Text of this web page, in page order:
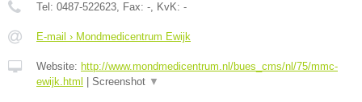
Tel: 0487-522623, Fax: -, KvK: -
E-mail › Mondmedicentrum Ewijk
Website: http://www.mondmedicentrum.nl/bues_cms/nl/75/mmc-
ewijk.html
Screenshot ▼